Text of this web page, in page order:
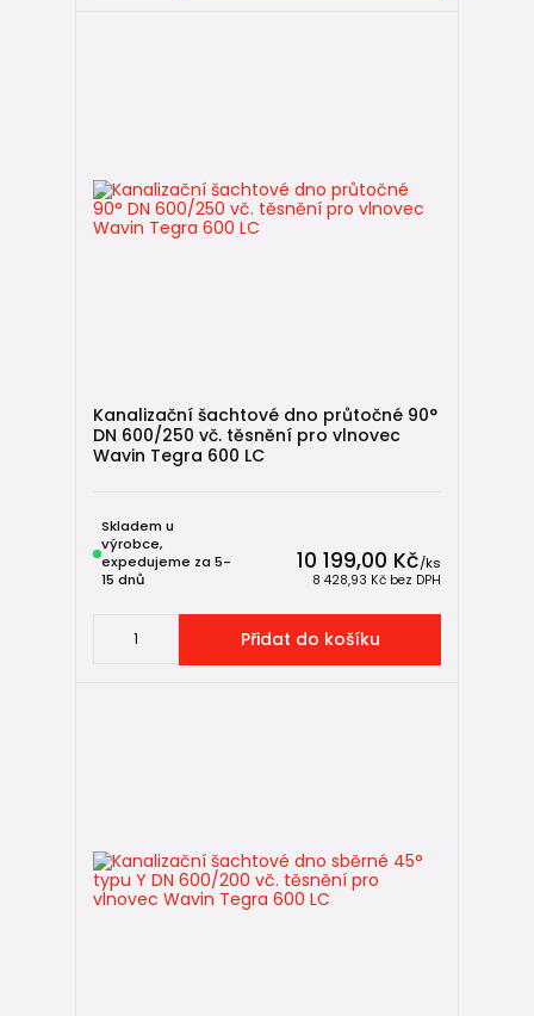
Kanalizační šachtové dno průtočné 90°
DN 600/250 vč. těsnění pro vlnovec
Wavin Tegra 600 LC
10 199,00 Kč/ks
8 428,93 Kč bez DPH
Skladem u
výrobce,
expedujeme za 5-
15 dnů
Přidat do košíku